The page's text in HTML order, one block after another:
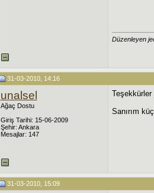
Düzenleyen
31-03-2010, 14:16
unalsel
Ağaç Dostu
Giriş Tarihi: 15-06-2009
Şehir: Ankara
Mesajlar: 147
Teşekkürler
Sanırım
31-03-2010, 15:09